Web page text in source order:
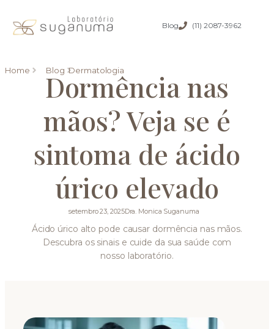
Blog (11) 2087-3962
Home Blog Dermatologia
Dormência nas
mãos? Veja se é
sintoma de ácido
úrico elevado
setembro 23, 2025Dra. Monica Suganuma
Ácido úrico alto pode causar dormência nas mãos.
Descubra os sinais e cuide da sua saúde com
nosso laboratório.